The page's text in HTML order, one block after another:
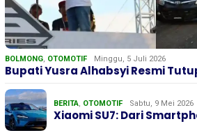
BOLMONG OTOMOTIF Minggu, 5 Juli 2026
Bupati Yusra Alhabsyi Resmi
BERITA OTOMOTIF Sabtu, 9 Mei 2026
Xiaomi SU7: Dari